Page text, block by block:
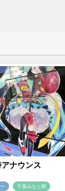
ナウンス
千葉みなと駅